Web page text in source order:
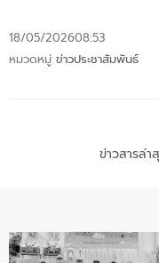
18/05/202608:53
หมวดหมู่ ข่าวประชาสัมพันธ์
ข่าวสารล่า